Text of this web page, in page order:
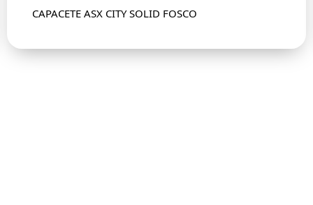
CAPACETE ASX CITY SOLID FOSCO